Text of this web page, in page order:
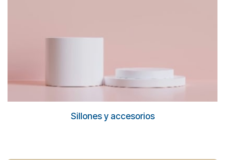
Sillones y accesorios